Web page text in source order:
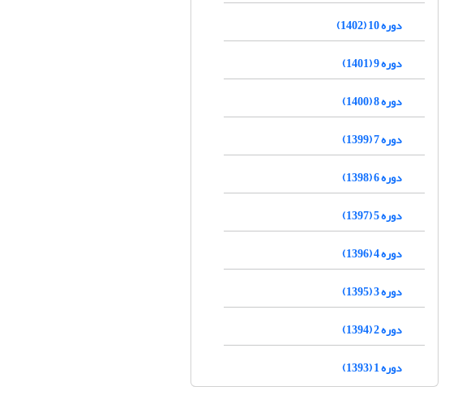
دوره 10 (1402)
دوره 9 (1401)
دوره 8 (1400)
دوره 7 (1399)
دوره 6 (1398)
دوره 5 (1397)
دوره 4 (1396)
دوره 3 (1395)
دوره 2 (1394)
دوره 1 (1393)